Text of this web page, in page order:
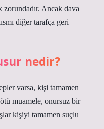
zorundadır. Ancak dava
diğer tarafça geri
nedir?
varsa, kişi tamamen
muamele, onursuz bir
kişiyi tamamen suçlu